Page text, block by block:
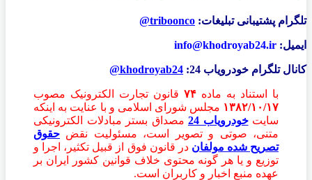
تلگرام پشتیبانی تبلیغات: triboonco@
ایمیل:
کانال تلگرام خودرویاب 24: khodroyab24@
با استناد به ماده ۷۴ قانون تجارت الکترونیک مصوب
۱۳۸۲/۱۰/۱۷ مجلس شورای اسلامی و با عنایت به اینکه
سایتخودرویاب 24
مصداق بستر مبادلات الکترونیکی
متنی، صوتی و تصویر است، مسئولیت نقض حقوق
تصریح شده مولفان در قانون فوق از قبیل تکثیر، اجرا و
توزیع و یا هر گونه محتوی خلاف قوانین کشور ایران بر
عهده منبع اخبار و کاربران است.